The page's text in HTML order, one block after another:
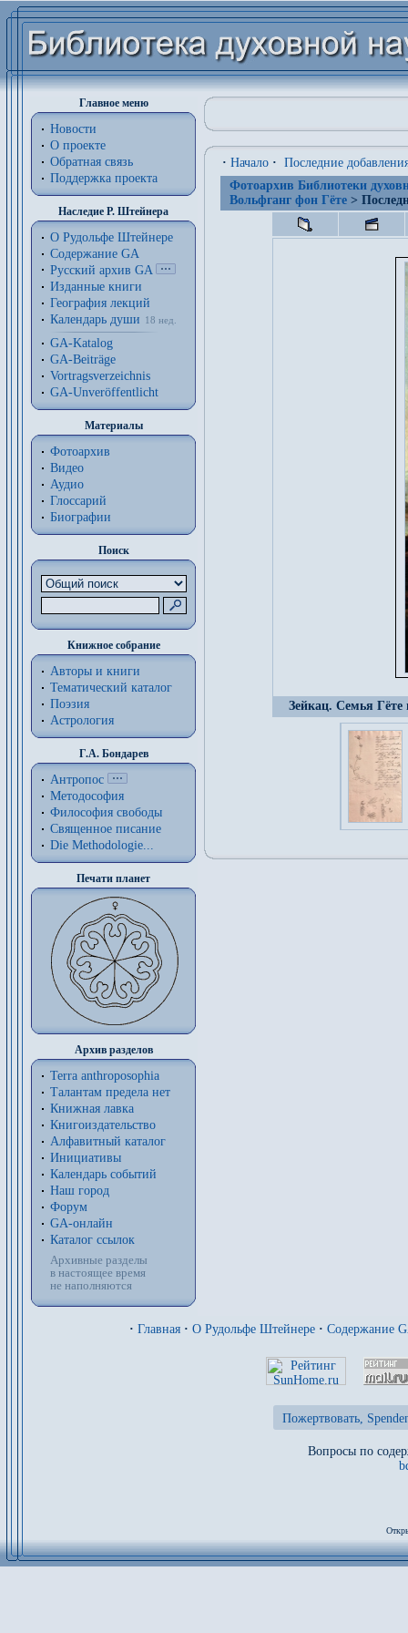
Главное меню
Новости
О проекте
Обратная связь
Поддержка проекта
Наследие Р. Штейнера
О Рудольфе Штейнере
Содержание GA
Русский архив GA
Изданные книги
География лекций
Календарь души
18 нед.
GA-Katalog
GA-Beiträge
Vortragsverzeichnis
GA-Unveröffentlicht
Материалы
Фотоархив
Видео
Аудио
Глоссарий
Биографии
Поиск
Книжное собрание
Авторы и книги
Тематический каталог
Поэзия
Астрология
Г.А. Бондарев
Антропос
Методософия
Философия cвободы
Священное писание
Die Methodologie...
Печати планет
Архив разделов
Terra anthroposophia
Талантам предела нет
Книжная лавка
Книгоиздательство
Алфавитный каталог
Инициативы
Календарь событий
Наш город
Форум
GA-онлайн
Каталог ссылок
Архивные разделы
в настоящее время
не наполняются
· Начало · Последние
Фотоархив Библиотеки
Вольфганг фон Гёте >
Зейкац. Семья
· Главная · О Рудольфе Штейнере · Содержание
Пожертвовать,
Вопросы по